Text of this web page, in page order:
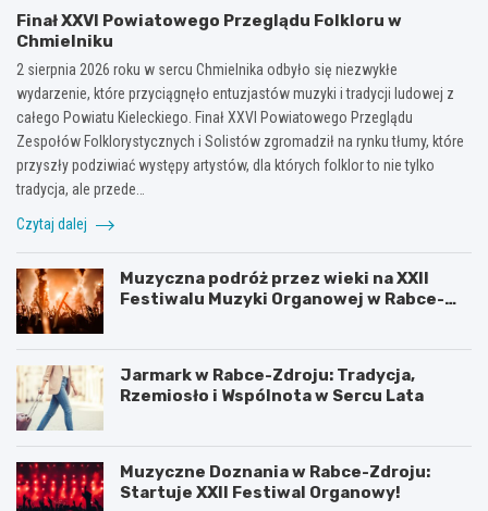
Finał XXVI Powiatowego Przeglądu Folkloru w
Chmielniku
2 sierpnia 2026 roku w sercu Chmielnika odbyło się niezwykłe
wydarzenie, które przyciągnęło entuzjastów muzyki i tradycji ludowej z
całego Powiatu Kieleckiego. Finał XXVI Powiatowego Przeglądu
Zespołów Folklorystycznych i Solistów zgromadził na rynku tłumy, które
przyszły podziwiać występy artystów, dla których folklor to nie tylko
tradycja, ale przede…
Czytaj dalej
Muzyczna podróż przez wieki na XXII
Festiwalu Muzyki Organowej w Rabce-
Jarmark w Rabce-Zdroju: Tradycja,
Rzemiosło i Wspólnota w Sercu Lata
Muzyczne Doznania w Rabce-Zdroju:
Startuje XXII Festiwal Organowy!